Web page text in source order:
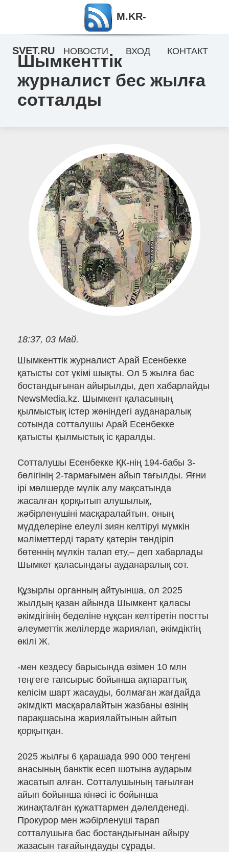
Шымкенттік
журналист бес жылға
сотталды
18:37, 03 Май.
Шымкенттік журналист Арай Есенбекке
қатысты сот үкімі шықты. Ол 5 жылға бас
бостандығынан айырылды, деп хабарлайды
NewsMedia.kz. Шымкент қаласының
қылмыстық істер жөніндегі ауданаралық
сотында сотталушы Арай Есенбекке
қатысты қылмыстық іс қаралды.
Сотталушы Есенбекке ҚК-нің 194-бабы 3-
бөлігінің 2-тармағымен айып тағылды. Яғни
ірi мөлшерде мүлiк алу мақсатында
жасалған қорқытып алушылық,
жәбiрленушiнi масқаралайтын, оның
мүдделерiне елеулі зиян келтiруi мүмкiн
мәлiметтердi тарату қатерін төндіріп
бөтеннің мүлкін талап ету,– деп хабарлады
Шымкет қаласындағы ауданаралық сот.
Құзырлы органның айтуынша, ол 2025
жылдың қазан айында Шымкент қаласы
әкімдігінің беделіне нұқсан келтіретін постты
әлеуметтік желілерде жариялап, әкімдіктің
өкілі Ж.
-мен кездесу барысында өзімен 10 млн
теңгеге тапсырыс бойынша ақпараттық
келісім шарт жасауды, болмаған жағдайда
әкімдікті масқаралайтын жазбаны өзінің
парақшасына жариялайтынын айтып
қорқытқан.
2025 жылғы 6 қарашада 990 000 теңгені
анасының банктік есеп шотына аударым
жасатып алған. Сотталушының тағылған
айып бойынша кінәсі іс бойынша
жинақталған құжаттармен дәлелденеді.
Прокурор мен жәбірленуші тарап
сотталушыға бас бостандығынан айыру
жазасын тағайындауды сұрады.
M.KR-
SVET.RU НОВОСТИ ВХОД КОНТАКТ